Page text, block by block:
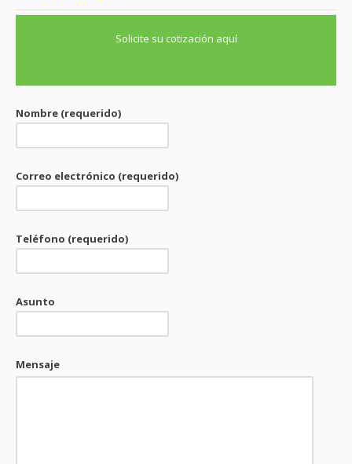
Solicite su cotización aquí
Nombre (requerido)
Correo electrónico (requerido)
Teléfono (requerido)
Asunto
Mensaje